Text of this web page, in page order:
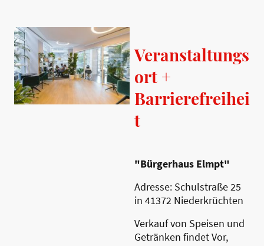
Veranstaltungs
ort +
Barrierefreihei
t
"Bürgerhaus Elmpt"
Adresse: Schulstraße 25
in 41372 Niederkrüchten
Verkauf von Speisen und
Getränken findet Vor,